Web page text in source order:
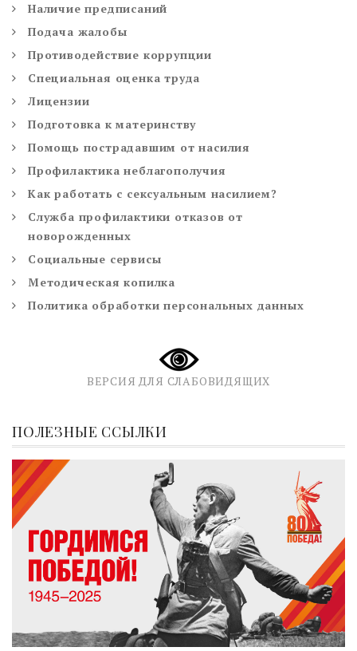
Наличие предписаний
Подача жалобы
Противодействие коррупции
Специальная оценка труда
Лицензии
Подготовка к материнству
Помощь пострадавшим от насилия
Профилактика неблагополучия
Как работать с сексуальным насилием?
Служба профилактики отказов от
новорожденных
Социальные сервисы
Методическая копилка
Политика обработки персональных данных
ВЕРСИЯ ДЛЯ СЛАБОВИДЯЩИХ
ПОЛЕЗНЫЕ ССЫЛКИ